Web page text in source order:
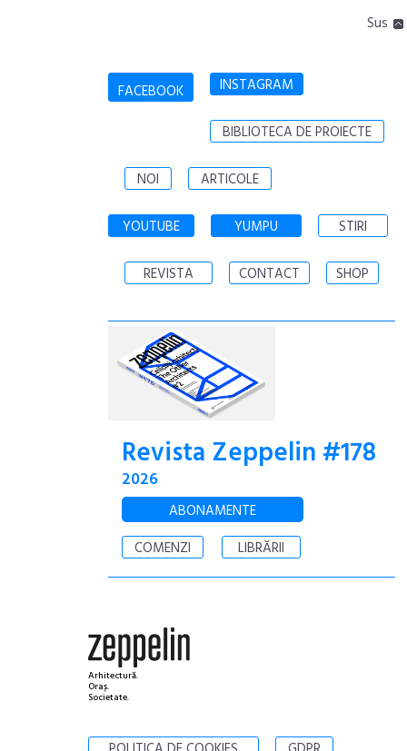
Sus
FACEBOOK INSTAGRAM
BIBLIOTECA DE PROIECTE
NOI ARTICOLE
YOUTUBE YUMPU STIRI
REVISTA CONTACT SHOP
Revista Zeppelin #178
2026
ABONAMENTE
COMENZI
LIBRĂRII
Arhitectură.
Oraș.
Societate.